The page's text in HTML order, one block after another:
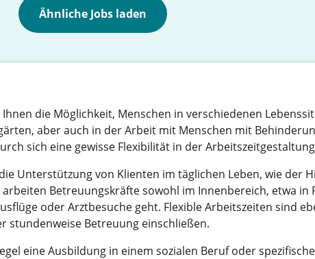
Ähnliche Jobs laden
die Möglichkeit, Menschen in verschiedenen
aber auch in der Arbeit mit Menschen mit
sich eine gewisse Flexibilität in der
Unterstützung von Klienten im täglichen Leben, wie der
Betreuungskräfte sowohl im Innenbereich, etwa
oder Arztbesuche geht. Flexible Arbeitszeiten sind
stundenweise Betreuung einschließen.
eine Ausbildung in einem sozialen Beruf oder